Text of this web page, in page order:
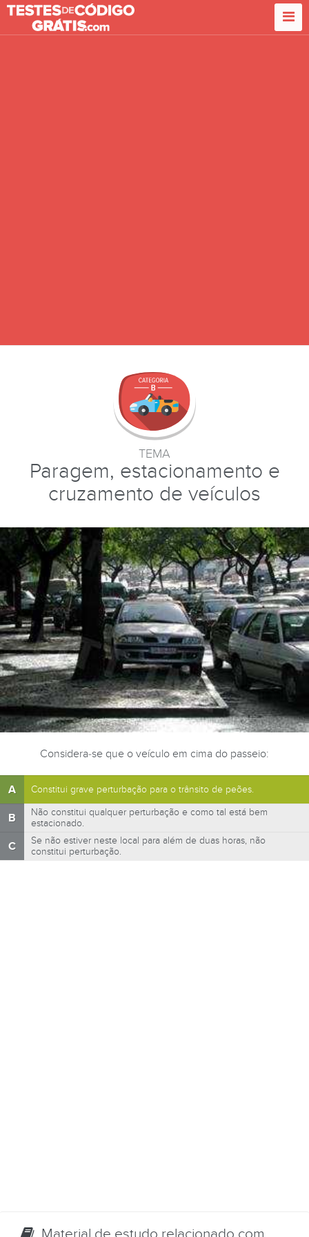
TEMA
Paragem, estacionamento e
cruzamento de veículos
Considera-se que o veículo em cima do passeio:
A Constitui grave perturbação para o trânsito de peões.
B
Não constitui qualquer perturbação e como tal está bem
estacionado.
C
Se não estiver neste local para além de duas horas, não
constitui perturbação.